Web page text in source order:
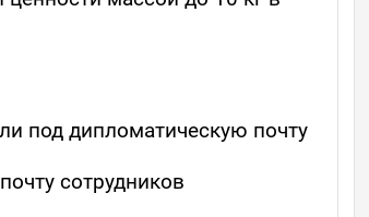
под дипломатическую почту
сотрудников